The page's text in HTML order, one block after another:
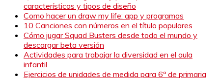
características y tipos de diseño
Como hacer un draw my life: app y programas
10 Canciones con números en el título populares
Cómo jugar Squad Busters desde todo el mundo y
descargar beta versión
Actividades para trabajar la diversidad en el aula
infantil
Ejercicios de unidades de medida para 6º de primaria